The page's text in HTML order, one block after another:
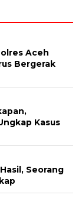
Aceh
Bergerak
Kasus
Seorang